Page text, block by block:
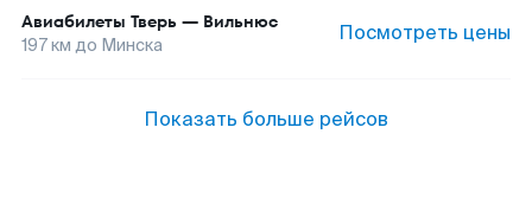
Авиабилеты Тверь — Вильнюс
197км до Минска Посмотреть цены
Показать больше рейсов